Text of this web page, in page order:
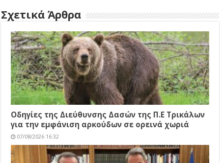
Σχετικά Άρθρα
Οδηγίες της Διεύθυνσης Δασών της Π.Ε Τρικάλων
για την εμφάνιση αρκούδων σε ορεινά χωριά
07/08/2026 16:32